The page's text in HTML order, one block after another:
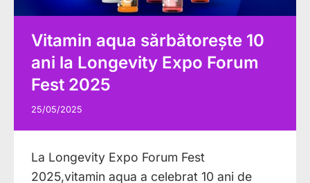
Vitamin aqua sărbătorește 10
ani la Longevity Expo Forum
Fest 2025
25/05/2025
La Longevity Expo Forum Fest
2025,vitamin aqua a celebrat 10 ani de